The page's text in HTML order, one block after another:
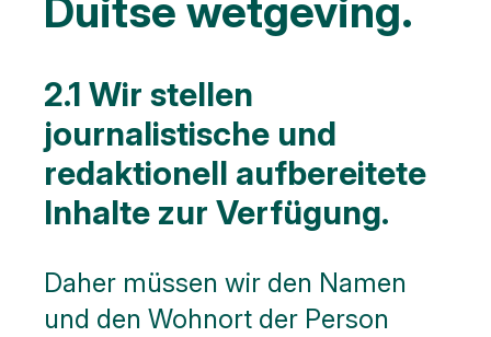
Duitse wetgeving.
2.1 Wir stellen
journalistische und
redaktionell aufbereitete
Inhalte zur Verfügung.
Daher müssen wir den Namen
und den Wohnort der Person